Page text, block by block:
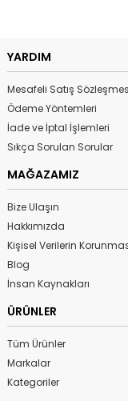
YARDIM
Mesafeli Satış
Ödeme Yöntemleri
İade ve İptal İşlemleri
Sıkça Sorulan Sorular
MAĞAZAMIZ
Bize Ulaşın
Hakkımızda
Kişisel Verilerin
Blog
İnsan Kaynakları
ÜRÜNLER
Tüm Ürünler
Markalar
Kategoriler